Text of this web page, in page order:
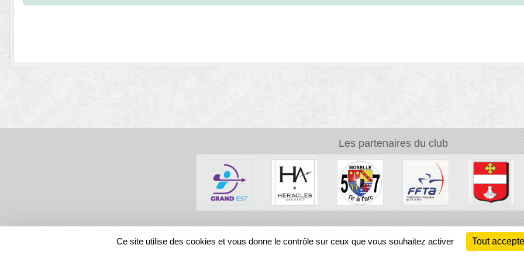
Les partenaires du club
REGIONS
Ce site utilise des cookies et vous donne le contrôle sur ceux que vous souhaitez activer Tout